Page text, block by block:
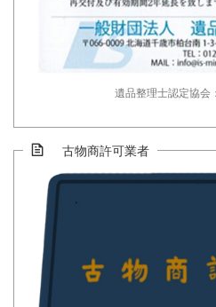
遺品整理士認定協会
古物商許可業者